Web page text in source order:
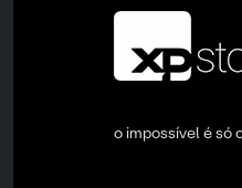
o impossível é só